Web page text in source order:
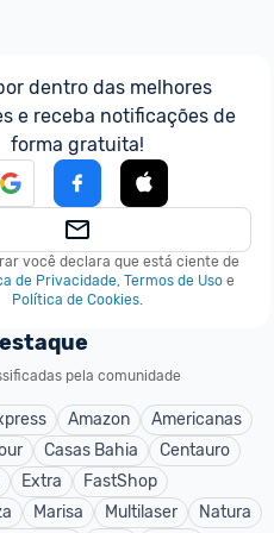
dentro das melhores
e receba notificações de
forma gratuita!
você declara que está ciente de
de Privacidade, Termos de Uso e
Política de Cookies.
pela comunidade
Amazon
Americanas
Casas Bahia
Centauro
Extra
FastShop
Marisa Multilaser
Natura